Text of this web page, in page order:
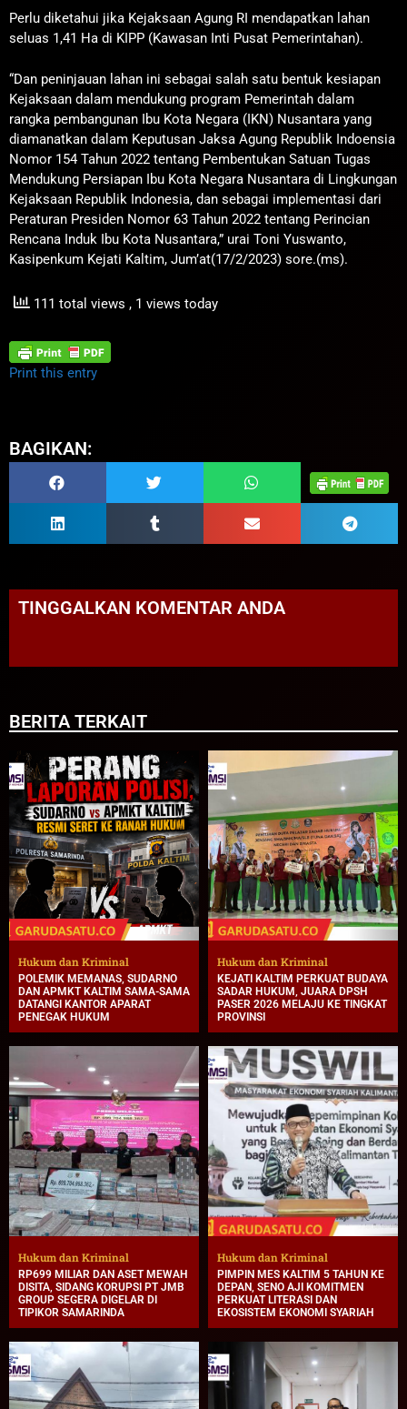
Perlu diketahui jika Kejaksaan Agung RI mendapatkan lahan
seluas 1,41 Ha di KIPP (Kawasan Inti Pusat Pemerintahan).
“Dan peninjauan lahan ini sebagai salah satu bentuk kesiapan
Kejaksaan dalam mendukung program Pemerintah dalam
rangka pembangunan Ibu Kota Negara (IKN) Nusantara yang
diamanatkan dalam Keputusan Jaksa Agung Republik Indoensia
Nomor 154 Tahun 2022 tentang Pembentukan Satuan Tugas
Mendukung Persiapan Ibu Kota Negara Nusantara di Lingkungan
Kejaksaan Republik Indonesia, dan sebagai implementasi dari
Peraturan Presiden Nomor 63 Tahun 2022 tentang Perincian
Rencana Induk Ibu Kota Nusantara,” urai Toni Yuswanto,
Kasipenkum Kejati Kaltim, Jum’at(17/2/2023) sore.(ms).
111 total views , 1 views today
Print this entry
BAGIKAN:
TINGGALKAN KOMENTAR ANDA
BERITA TERKAIT
Hukum dan Kriminal
POLEMIK MEMANAS, SUDARNO
DAN APMKT KALTIM SAMA-SAMA
DATANGI KANTOR APARAT
PENEGAK HUKUM
Hukum dan Kriminal
KEJATI KALTIM PERKUAT BUDAYA
SADAR HUKUM, JUARA DPSH
PASER 2026 MELAJU KE TINGKAT
PROVINSI
Hukum dan Kriminal
RP699 MILIAR DAN ASET MEWAH
DISITA, SIDANG KORUPSI PT JMB
GROUP SEGERA DIGELAR DI
TIPIKOR SAMARINDA
Hukum dan Kriminal
PIMPIN MES KALTIM 5 TAHUN KE
DEPAN, SENO AJI KOMITMEN
PERKUAT LITERASI DAN
EKOSISTEM EKONOMI SYARIAH